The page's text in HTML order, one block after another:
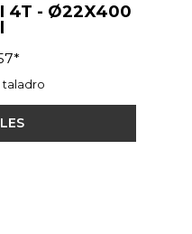
4T - Ø22X400
taladro